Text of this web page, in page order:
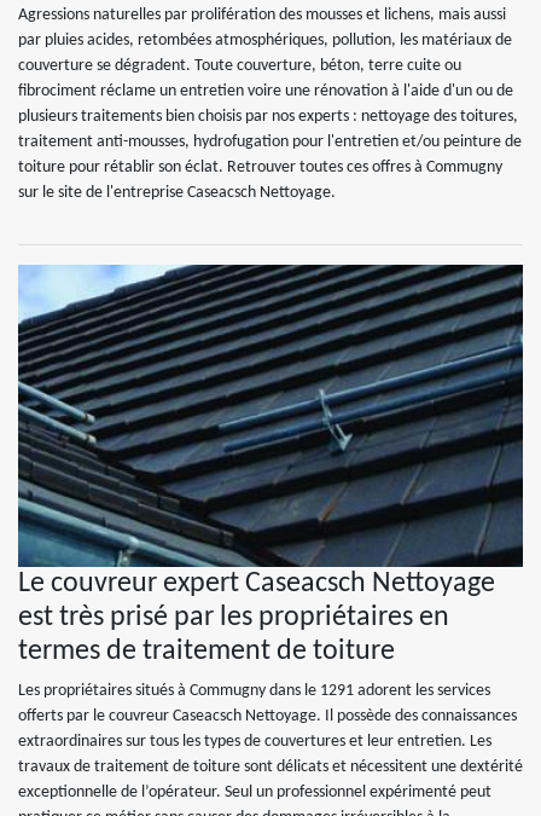
Agressions naturelles par prolifération des mousses et lichens, mais aussi
par pluies acides, retombées atmosphériques, pollution, les matériaux de
couverture se dégradent. Toute couverture, béton, terre cuite ou
fibrociment réclame un entretien voire une rénovation à l'aide d'un ou de
plusieurs traitements bien choisis par nos experts : nettoyage des toitures,
traitement anti-mousses, hydrofugation pour l'entretien et/ou peinture de
toiture pour rétablir son éclat. Retrouver toutes ces offres à Commugny
sur le site de l'entreprise Caseacsch Nettoyage.
Le couvreur expert Caseacsch Nettoyage
est très prisé par les propriétaires en
termes de traitement de toiture
Les propriétaires situés à Commugny dans le 1291 adorent les services
offerts par le couvreur Caseacsch Nettoyage. Il possède des connaissances
extraordinaires sur tous les types de couvertures et leur entretien. Les
travaux de traitement de toiture sont délicats et nécessitent une dextérité
exceptionnelle de l’opérateur. Seul un professionnel expérimenté peut